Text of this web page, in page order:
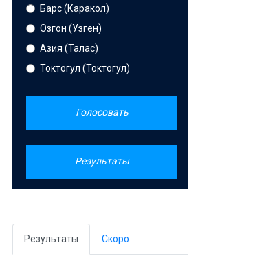
Барс (Каракол)
Озгон (Узген)
Азия (Талас)
Токтогул (Токтогул)
Голосовать
Результаты
Результаты Скоро